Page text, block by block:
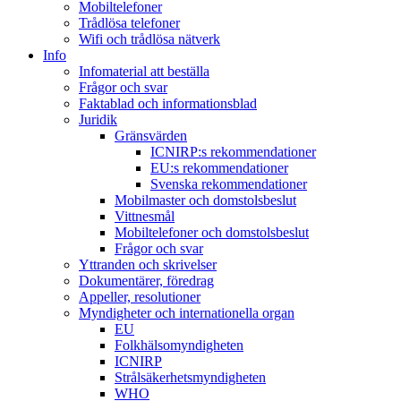
Mobiltelefoner
Trådlösa telefoner
Wifi och trådlösa nätverk
Info
Infomaterial att beställa
Frågor och svar
Faktablad och informationsblad
Juridik
Gränsvärden
ICNIRP:s rekommendationer
EU:s rekommendationer
Svenska rekommendationer
Mobilmaster och domstolsbeslut
Vittnesmål
Mobiltelefoner och domstolsbeslut
Frågor och svar
Yttranden och skrivelser
Dokumentärer, föredrag
Appeller, resolutioner
Myndigheter och internationella organ
EU
Folkhälsomyndigheten
ICNIRP
Strålsäkerhetsmyndigheten
WHO